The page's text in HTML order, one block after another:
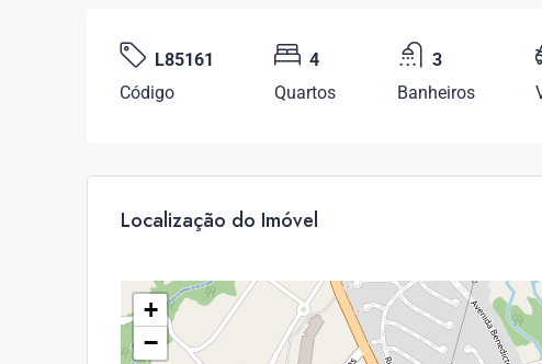
L85161
Código
4
Quartos
3
Banheiros
Localização do Imóvel
+
−